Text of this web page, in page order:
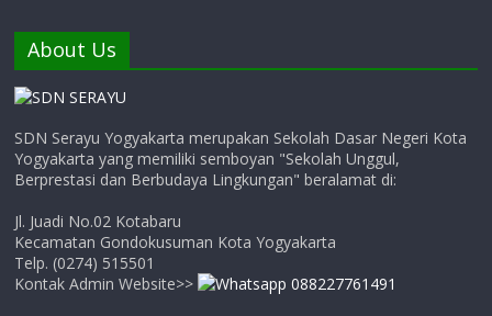
About Us
SDN Serayu Yogyakarta merupakan Sekolah Dasar Negeri Kota
Yogyakarta yang memiliki semboyan "Sekolah Unggul,
Berprestasi dan Berbudaya Lingkungan" beralamat di:
Jl. Juadi No.02 Kotabaru
Kecamatan Gondokusuman Kota Yogyakarta
Telp. (0274) 515501
Kontak Admin Website>>